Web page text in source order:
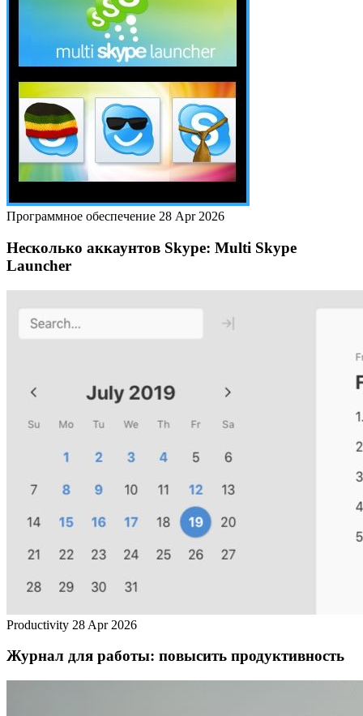
Программное обеспечение 28 Apr 2026
Несколько аккаунтов Skype: Multi Skype
Launcher
Productivity 28 Apr 2026
Журнал для работы: повысить продуктивность